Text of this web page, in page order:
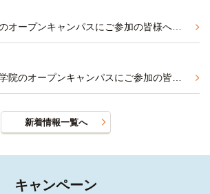
新着情報一覧へ
キャンペーン